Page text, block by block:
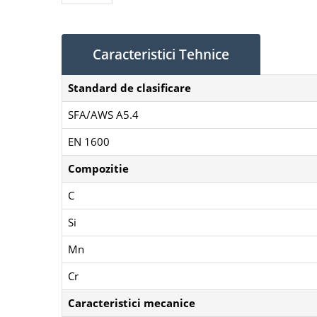
Caracteristici Tehnice
Standard de clasificare
SFA/AWS A5.4
EN 1600
Compozitie
C
Si
Mn
Cr
Caracteristici mecanice